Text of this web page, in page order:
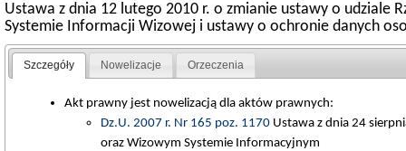
Ustawa z dnia 12 lutego 2010 r. o zmianie ustawy o udziale
Systemie Informacji Wizowej i ustawy o ochronie danych
Szczegóły Nowelizacje Orzeczenia
Akt prawny jest nowelizacją dla aktów prawnych:
Dz.U. 2007 r. Nr 165 poz. 1170Ustawa z dnia 24
oraz Wizowym Systemie Informacyjnym